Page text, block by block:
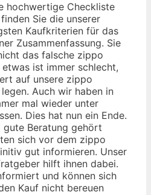
hochwertige Checkliste
Sie die unserer
Kaufkriterien für das
Zusammenfassung. Sie
das falsche zippo
ist immer schlecht,
auf unsere zippo
Auch wir haben in
mal wieder unter
Dies hat nun ein Ende.
gute Beratung gehört
sich vor dem zippo
gut informieren. Unser
hilft ihnen dabei.
und können sich
Kauf nicht bereuen